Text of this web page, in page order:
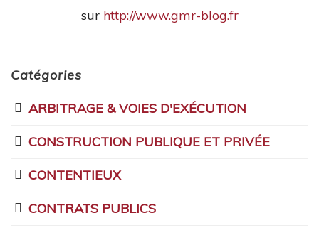
sur http://www.gmr-blog.fr
Catégories
ARBITRAGE & VOIES D'EXÉCUTION
CONSTRUCTION PUBLIQUE ET PRIVÉE
CONTENTIEUX
CONTRATS PUBLICS